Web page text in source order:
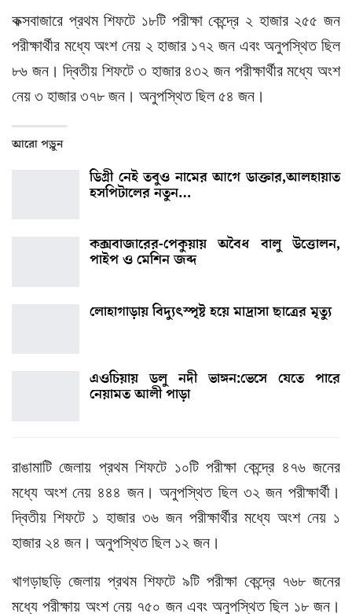
কক্সবাজারে প্রথম শিফটে ১৮টি পরীক্ষা কেন্দ্রে ২ হাজার ২৫৫ জন
পরীক্ষার্থীর মধ্যে অংশ নেয় ২ হাজার ১৭২ জন এবং অনুপস্থিত ছিল
৮৬ জন। দ্বিতীয় শিফটে ৩ হাজার ৪৩২ জন পরীক্ষার্থীর মধ্যে অংশ
নেয় ৩ হাজার ৩৭৮ জন। অনুপস্থিত ছিল ৫৪ জন।
আরো পড়ুন
ডিগ্রী নেই তবুও নামের আগে ডাক্তার,আলহায়াত
হসপিটালের নতুন…
কক্সবাজারের-পেকুয়ায় অবৈধ বালু উত্তোলন,
পাইপ ও মেশিন জব্দ
লোহাগাড়ায় বিদ্যুৎস্পৃষ্ট হয়ে মাদ্রাসা ছাত্রের মৃত্যু
এওচিয়ায় ডলু নদী ভাঙ্গন:ভেসে যেতে পারে
নেয়ামত আলী পাড়া
রাঙামাটি জেলায় প্রথম শিফটে ১০টি পরীক্ষা কেন্দ্রে ৪৭৬ জনের
মধ্যে অংশ নেয় ৪৪৪ জন। অনুপস্থিত ছিল ৩২ জন পরীক্ষার্থী।
দ্বিতীয় শিফটে ১ হাজার ৩৬ জন পরীক্ষার্থীর মধ্যে অংশ নেয় ১
হাজার ২৪ জন। অনুপস্থিত ছিল ১২ জন।
খাগড়াছড়ি জেলায় প্রথম শিফটে ৯টি পরীক্ষা কেন্দ্রে ৭৬৮ জনের
মধ্যে পরীক্ষায় অংশ নেয় ৭৫০ জন এবং অনুপস্থিত ছিল ১৮ জন।